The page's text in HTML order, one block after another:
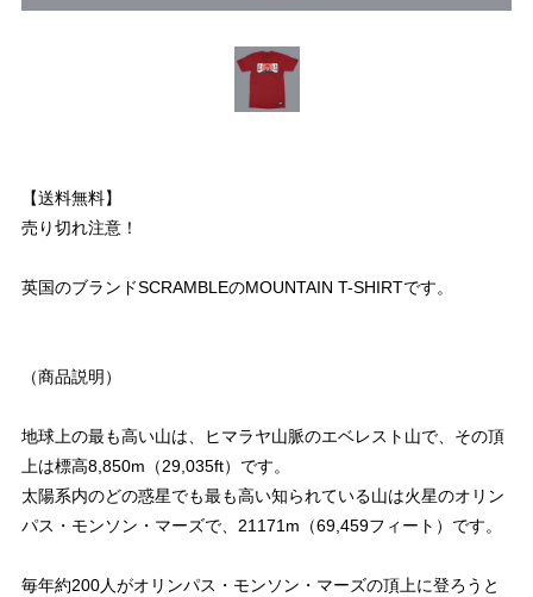
【送料無料】
売り切れ注意！
英国のブランドSCRAMBLEのMOUNTAIN T-SHIRTです。
（商品説明）
地球上の最も高い山は、ヒマラヤ山脈のエベレスト山で、その頂
上は標高8,850m（29,035ft）です。
太陽系内のどの惑星でも最も高い知られている山は火星のオリン
パス・モンソン・マーズで、21171m（69,459フィート）です。
毎年約200人がオリンパス・モンソン・マーズの頂上に登ろうと